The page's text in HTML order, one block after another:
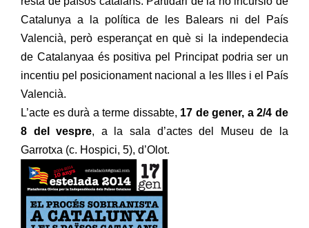
Catalunya a la política de les Balears ni del País
Valencià, però esperançat en què si la independecia
de Catalanyaa és positiva pel Principat podria ser un
incentiu pel posicionament nacional a les Illes i el País
Valencià.
L’acte es durà a terme dissabte, 17 de gener, a 2/4 de
8 del vespre, a la sala d’actes del Museu de la
Garrotxa (c. Hospici, 5), d’Olot.